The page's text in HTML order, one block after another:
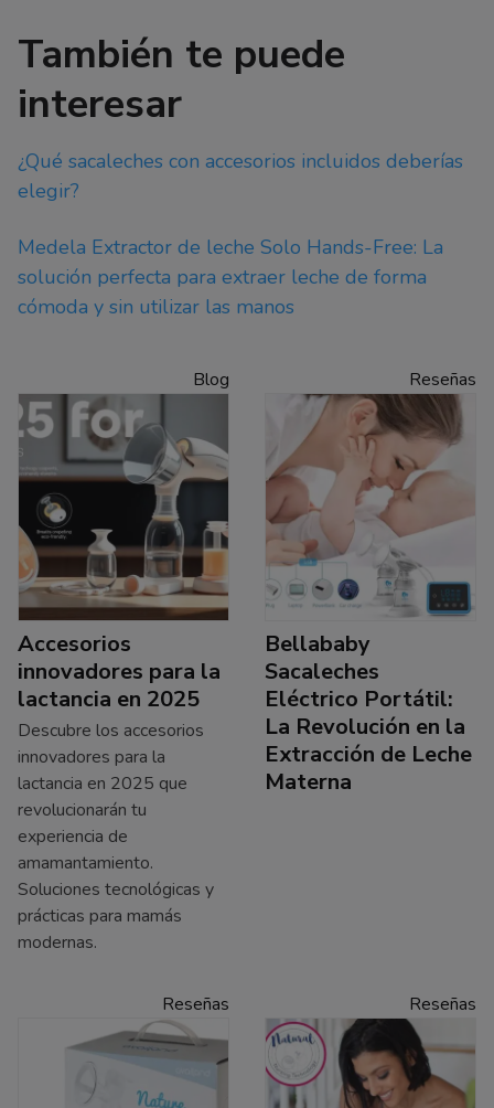
También te puede
interesar
¿Qué sacaleches con accesorios incluidos deberías
elegir?
Medela Extractor de leche Solo Hands-Free: La
solución perfecta para extraer leche de forma
cómoda y sin utilizar las manos
Blog
Accesorios
innovadores para la
lactancia en 2025
Descubre los accesorios
innovadores para la
lactancia en 2025 que
revolucionarán tu
experiencia de
amamantamiento.
Soluciones tecnológicas y
prácticas para mamás
modernas.
Reseñas
Bellababy
Sacaleches
Eléctrico Portátil:
La Revolución en la
Extracción de Leche
Materna
Reseñas Reseñas